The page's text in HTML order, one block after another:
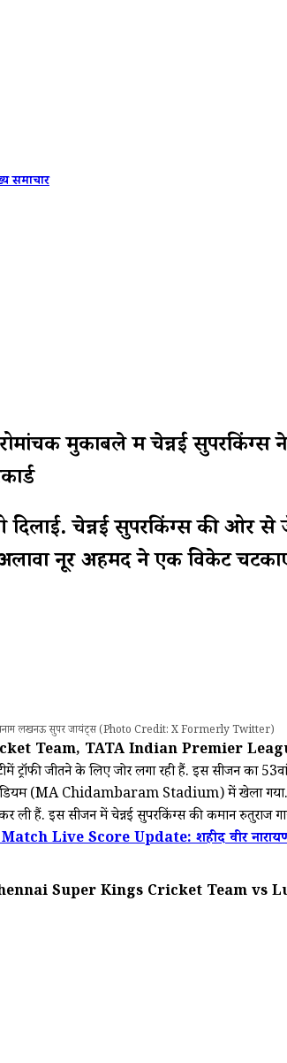
समाचार
मुकाबले में चेन्नई सुपरकिंग्स ने
दिलाई. चेन्नई सुपरकिंग्स की
नूर अहमद ने एक विकेट
बनाम लखनऊ सुपर जायंट्स (Photo Credit: X Formerly Twitter)
Team, TATA Indian Premier
जीतने के लिए जोर लगा रही हैं. इस सीजन का
(MA Chidambaram Stadium) में खेला
कर ली हैं. इस सीजन में चेन्नई सुपरकिंग्स की कमान
Live Score Update: शहीद वीर नारायण
(Chennai Super Kings Cricket